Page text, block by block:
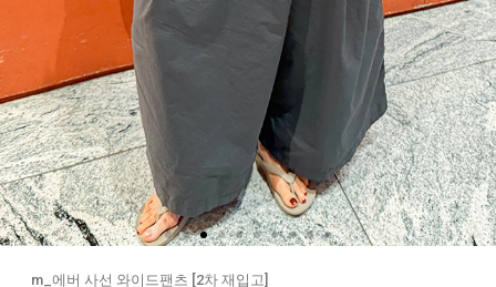
m_에버 사선 와이드팬츠 [2차 재입고]